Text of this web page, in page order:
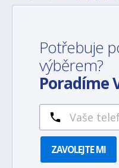
Potřebuje
výběrem?
Poradíme
ZAVOLEJTE MI